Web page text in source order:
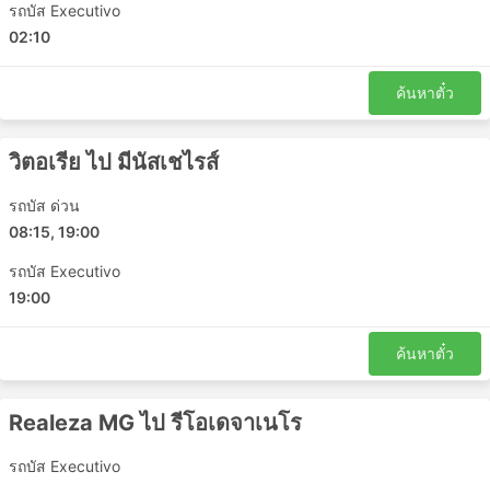
รีโอเดจาเนโร - Carangola
รีโอเดจาเนโร - Governador Valadares
มีนัสเชไรส์ - Governador Valadares
Vila Velha - Muriae
Governador Valadares - วิโตเรีย ดา คอนกิสต้า
Juiz de Fora - Campos dos Goytacazes
Ipatinga - รีโอเดจาเนโร
รีโอเดจาเนโร - Ipanema
Viacao Rio Doce ราคาตั๋วและชั้นรถ
รถบัส Executivo
02:10
ค้นหาตั๋ว
วิตอเรีย ไป มีนัสเชไรส์
รถบัส ด่วน
08:15, 19:00
รถบัส Executivo
19:00
ค้นหาตั๋ว
Realeza MG ไป รีโอเดจาเนโร
รถบัส Executivo